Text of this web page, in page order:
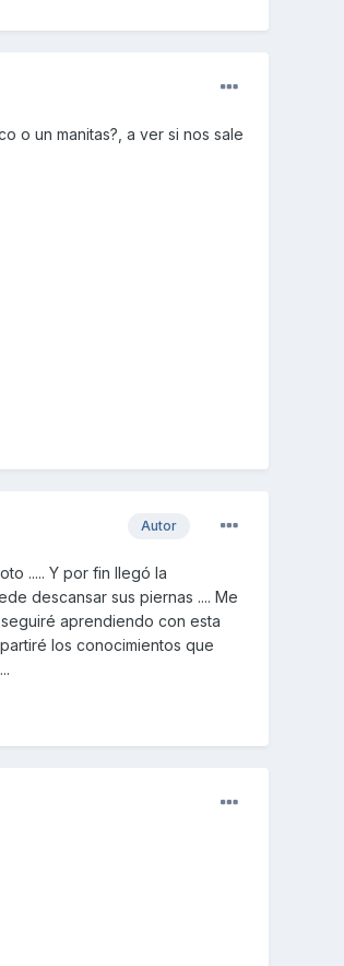
o un manitas?, a ver si nos sale
Autor
..... Y por fin llegó la
descansar sus piernas .... Me
aprendiendo con esta
los conocimientos que